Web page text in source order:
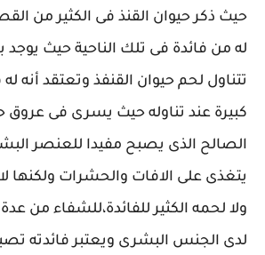
حيث ذكر حيوان القنذ فى الكثير من
له من فائدة فى تلك الناحية حيث يوجد
تتناول لحم حيوان القنفذ وتعتقد أنه له
كبيرة عند تناوله حيث يسرى فى عروق
الصالح الذى يصبح مفيدا للعنصر
يتغذى على الافات والحشرات ولكنها لا
ولا لحمه الكثير للفائدة،للشفاء من
لدى الجنس البشرى ويعتبر فائدته